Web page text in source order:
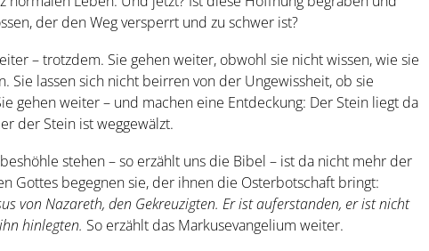
der den Weg versperrt und zu schwer ist?
– trotzdem. Sie gehen weiter, obwohl sie nicht wissen, wie sie
Sie lassen sich nicht beirren von der Ungewissheit, ob sie
gehen weiter – und machen eine Entdeckung: Der Stein liegt da
der Stein ist weggewälzt.
stehen – so erzählt uns die Bibel – ist da nicht mehr der
Gottes begegnen sie, der ihnen die Osterbotschaft bringt:
von Nazareth, den Gekreuzigten. Er ist auferstanden, er ist nicht
hinlegten. So erzählt das Markusevangelium weiter.